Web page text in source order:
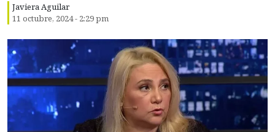
Javiera Aguilar
11 octubre, 2024 - 2:29 pm